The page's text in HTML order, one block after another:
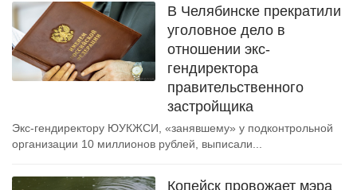
В Челябинске прекратили
уголовное дело в
отношении экс-
гендиректора
правительственного
застройщика
Экс-гендиректору ЮУКЖСИ, «занявшему» у подконтрольной
организации 10 миллионов рублей, выписали...
Копейск провожает мэра